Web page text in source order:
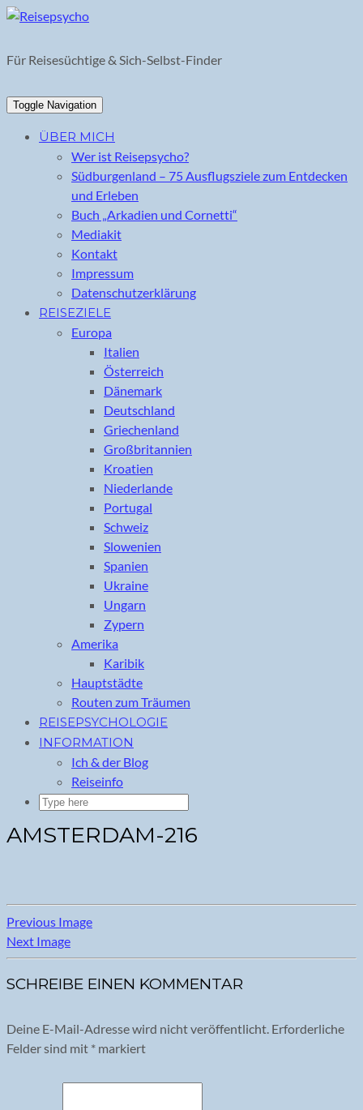
Skip
content
Für Reisesüchtige & Sich-Selbst-Finder
Toggle Navigation
ÜBER MICH
Wer ist Reisepsycho?
Südburgenland – 75 Ausflugsziele zum Entdecken
und Erleben
Buch „Arkadien und Cornetti“
Mediakit
Kontakt
Impressum
Datenschutzerklärung
REISEZIELE
Europa
Italien
Österreich
Dänemark
Deutschland
Griechenland
Großbritannien
Kroatien
Niederlande
Portugal
Schweiz
Slowenien
Spanien
Ukraine
Ungarn
Zypern
Amerika
Karibik
Hauptstädte
Routen zum Träumen
REISEPSYCHOLOGIE
INFORMATION
Ich & der Blog
Reiseinfo
AMSTERDAM-216
Previous Image
Next Image
SCHREIBE EINEN KOMMENTAR
Deine E-Mail-Adresse wird nicht veröffentlicht. Erforderliche
Felder sind mit * markiert